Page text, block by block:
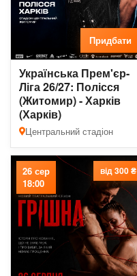
Придбати
Українська Прем'єр-
Ліга 26/27: Полісся
(Житомир) - Харків
(Харків)
Центральний стадіон
26 сер
18:00
від 300 ₴